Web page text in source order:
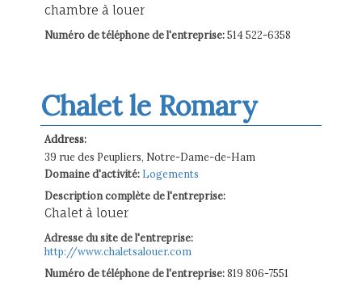
chambre à louer
Numéro de téléphone de l'entreprise:514 522-6358
Chalet le Romary
Address:
39 rue des Peupliers, Notre-Dame-de-Ham
Domaine d'activité: Logements
Description complète de l'entreprise:
Chalet à louer
Adresse du site de l'entreprise:
http://www.chaletsalouer.com
Numéro de téléphone de l'entreprise:819 806-7551